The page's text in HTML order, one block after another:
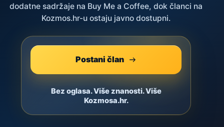
dodatne sadržaje na Buy Me a Coffee, dok članci na
Kozmos.hr-u ostaju javno dostupni.
Postani član
Bez oglasa. Više znanosti. Više
Kozmosa.hr.